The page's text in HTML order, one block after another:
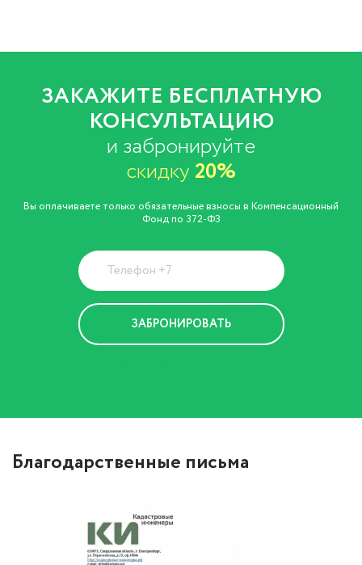
ЗАКАЖИТЕ БЕСПЛАТНУЮ
КОНСУЛЬТАЦИЮ
и забронируйте
скидку 20%
Вы оплачиваете только обязательные взносы в Компенсационный
Фонд по 372-ФЗ
Благодарственные письма